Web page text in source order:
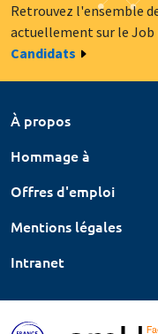
Retrouvez l'ensemble
actuellement sur le
Candidats
À propos
Hommage à
Offres d'emploi
Mentions légales
Intranet